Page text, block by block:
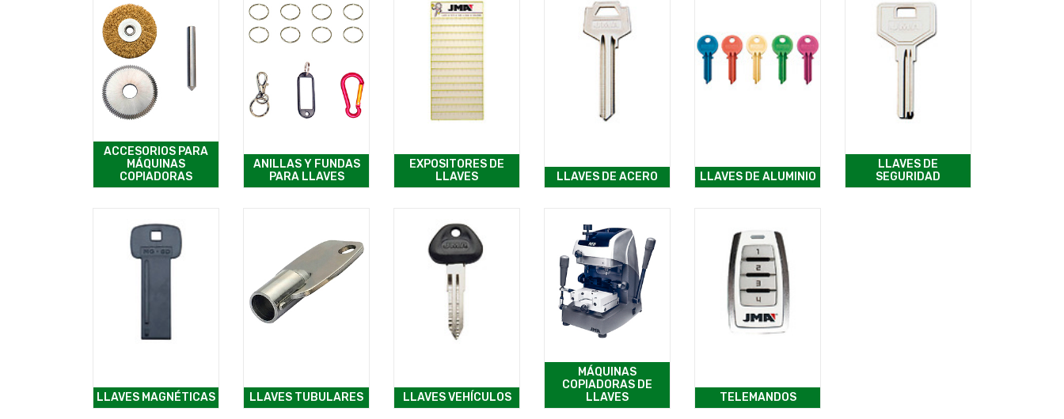
ACCESORIOS PARA
MÁQUINAS
COPIADORAS
ANILLAS Y FUNDAS
PARA LLAVES
EXPOSITORES DE
LLAVES
LLAVES DE ACERO LLAVES DE ALUMINIO
LLAVES DE
SEGURIDAD
LLAVES MAGNÉTICAS LLAVES TUBULARES LLAVES VEHÍCULOS
MÁQUINAS
COPIADORAS DE
LLAVES
TELEMANDOS